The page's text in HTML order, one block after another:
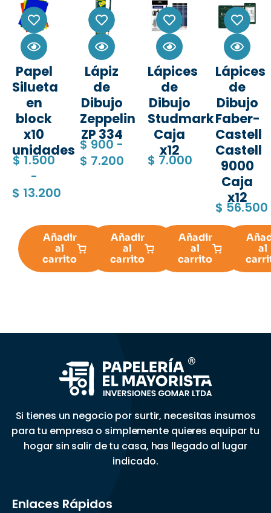
Papel
Silueta
en
block
x10
unidades
$1.500
-
$ 13.200
Añadir
al
carrito
Lápiz
de
Dibujo
Zeppelin
ZP 334
$900 -
$ 7.200
Añadir
al
carrito
Lápices
de
Dibujo
Studmark
Caja
x12
$ 7.000
Añadir
al
carrito
Lápices
de
Dibujo
Faber-
Castell
Castell
9000
Caja
x12
$ 56.500
al
Si tienes un negocio por surtir, necesitas insumos
para tu empresa o simplemente quieres equipar tu
hogar sin salir de tu casa, has llegado al lugar
indicado.
Enlaces Rápidos